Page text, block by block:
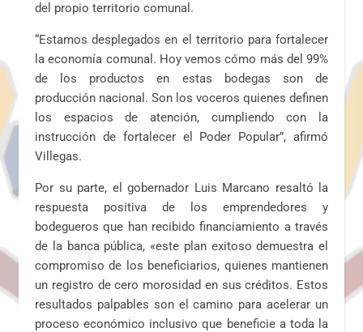
del propio territorio comunal.
“Estamos desplegados en el territorio para fortalecer
la economía comunal. Hoy vemos cómo más del 99%
de los productos en estas bodegas son de
producción nacional. Son los voceros quienes definen
los espacios de atención, cumpliendo con la
instrucción de fortalecer el Poder Popular”, afirmó
Villegas.
Por su parte, el gobernador Luis Marcano resaltó la
respuesta positiva de los emprendedores y
bodegueros que han recibido financiamiento a través
de la banca pública, «este plan exitoso demuestra el
compromiso de los beneficiarios, quienes mantienen
un registro de cero morosidad en sus créditos. Estos
resultados palpables son el camino para acelerar un
proceso económico inclusivo que beneficie a toda la